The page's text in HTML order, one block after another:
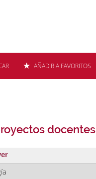
AÑADIR A FAVORITOS
docentes